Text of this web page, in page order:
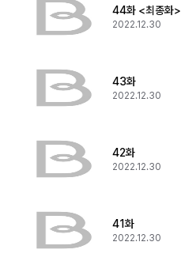
44화 <최종화>
2022.12.30
43화
2022.12.30
42화
2022.12.30
41화
2022.12.30